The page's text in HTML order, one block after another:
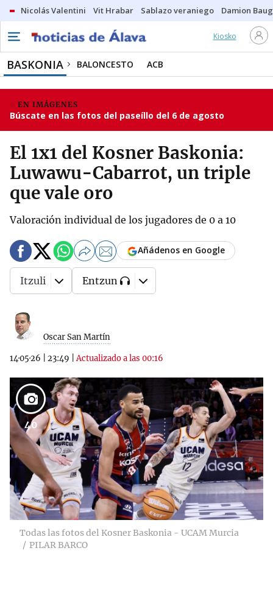
Nicolás Valentini Vit Hrabar Sablazo veraniego Damion
Kiosko
BASKONIA BALONCESTO ACB
EN IMÁGENES
Búscate en las fotos del paseíllo del 6 de agosto
El 1x1 del Kosner Baskonia:
Luwawu-Cabarrot, un triple
que vale oro
Valoración individual de los jugadores de 0 a 10
Oscar San Martín
14·05·26 23:49 |Actualizado a las 00:16
Añádenos en Google
Itzuli Entzun
40
Todas las fotos del Kosner Baskonia - UCAM Murcia
PILAR BARCO